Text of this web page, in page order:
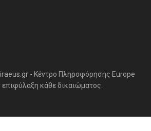
- Κέντρο Πληροφόρησης Europe
επιφύλαξη κάθε δικαιώματος.